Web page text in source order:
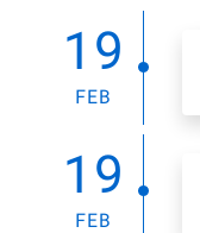
19
FEB
19
FEB